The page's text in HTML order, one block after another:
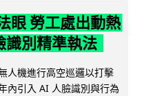
眼 勞工處出動熱
識別精準執法
人機進行高空巡邏以打擊
內引入 AI 人臉識別與行為